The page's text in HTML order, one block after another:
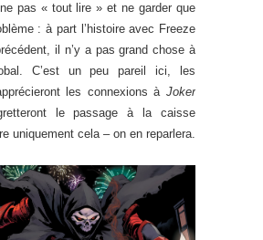
pas « tout lire » et ne garder que
: à part l’histoire avec Freeze
il n’y a pas grand chose à
C’est un peu pareil ici, les
les connexions à Joker
le passage à la caisse
uniquement cela – on en reparlera.